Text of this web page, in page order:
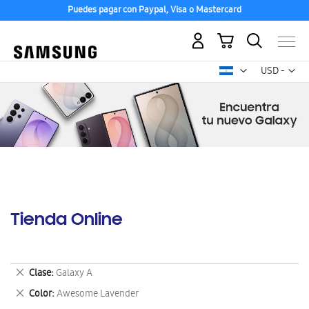
Puedes pagar con Paypal, Visa o Mastercard
USD -
dólar
Mi carrito
Tienda Online
Clase Galaxy A
Eliminar
este
artículo
Color Awesome Lavender
Eliminar